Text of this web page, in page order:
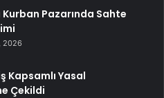
Kurban Pazarında Sahte
2026
Kapsamlı Yasal
Çekildi